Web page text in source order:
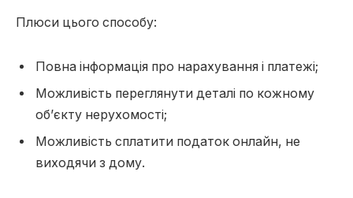
Плюси цього способу:
Повна інформація про нарахування і платежі;
Можливість переглянути деталі по кожному
об’єкту нерухомості;
Можливість сплатити податок онлайн, не
виходячи з дому.